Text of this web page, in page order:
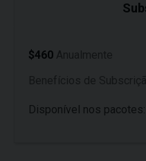
$460
Disponível nos pacotes: